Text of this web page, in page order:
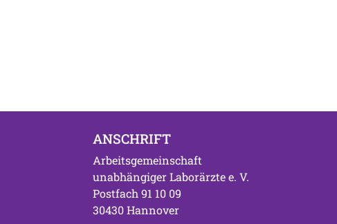
ANSCHRIFT
Arbeitsgemeinschaft
unabhängiger Laborärzte e. V.
Postfach 91 10 09
30430 Hannover